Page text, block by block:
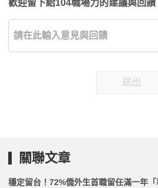
歡迎留下給104職場力的建議與回饋
送出
關聯文章
穩定留台！72%僑外生首職留任滿一年「